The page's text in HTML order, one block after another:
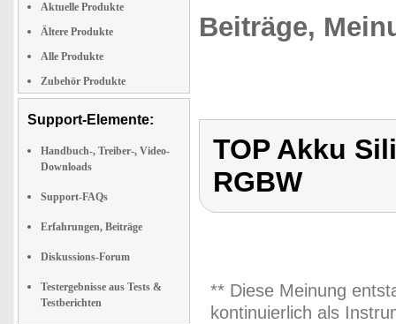
Aktuelle Produkte
Ältere Produkte
Alle Produkte
Zubehör Produkte
Support-Elemente:
Handbuch-, Treiber-, Video-
Downloads
Support-FAQs
Erfahrungen, Beiträge
Diskussions-Forum
Testergebnisse aus Tests &
Testberichten
Beiträge,
TOP Akku
RGBW
** Diese Meinung
kontinuierlich als